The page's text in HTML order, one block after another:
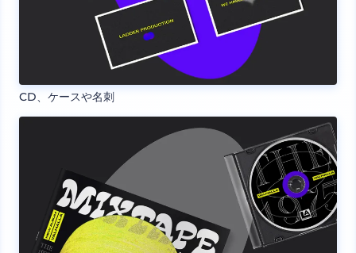
CD、ケースや名刺